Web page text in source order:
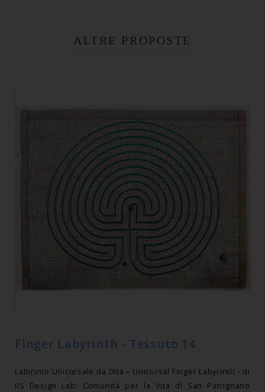
ALTRE PROPOSTE
Finger Labyrinth - Tessuto 14
Labirinto Unicursale da Dita – Unicursal Finger Labyrinth - di
IIS Design Lab: Comunità per la Vita di San Patrignano